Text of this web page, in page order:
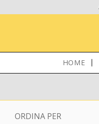
HOME
ORDINA PER